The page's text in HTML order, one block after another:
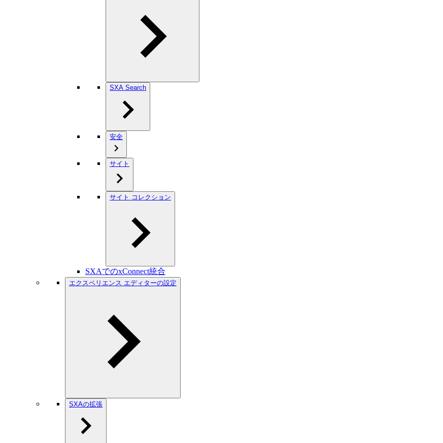
SXA Search
安全
サイト
サイト コレクション
SXAでのxConnect統合
エクスペリエンス エディターの設定
SXAの拡張